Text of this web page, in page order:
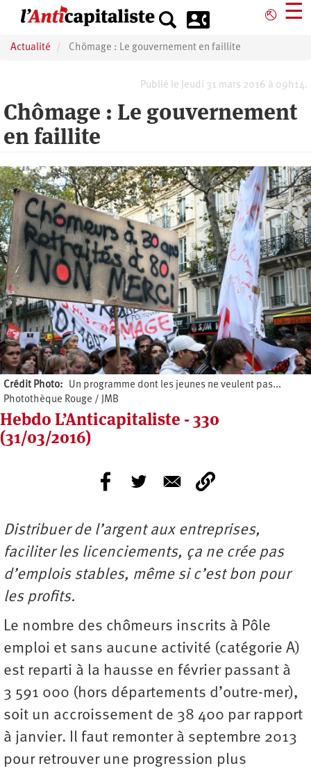
principal
⎋ ☰
Actualité Chômage : Le gouvernement en faillite
Publié le Jeudi 31 mars 2016 à 09h14.
Chômage : Le gouvernement
en faillite
Crédit Photo
Un programme dont les jeunes ne veulent pas...
Photothèque Rouge / JMB
Hebdo L’Anticapitaliste - 330
(31/03/2016)
Distribuer de l’argent aux entreprises,
faciliter les licenciements, ça ne crée pas
d’emplois stables, même si c’est bon pour
les profits.
Le nombre des chômeurs inscrits à Pôle
emploi et sans aucune activité (catégorie A)
est reparti à la hausse en février passant à
3 591 000 (hors départements d’outre-mer),
soit un accroissement de 38 400 par rapport
à janvier. Il faut remonter à septembre 2013
pour retrouver une progression plus